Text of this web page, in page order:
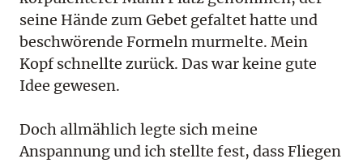
seine Hände zum Gebet gefaltet hatte und
beschwörende Formeln murmelte. Mein
Kopf schnellte zurück. Das war keine gute
Idee gewesen.
Doch allmählich legte sich meine
Anspannung und ich stellte fest, dass Fliegen